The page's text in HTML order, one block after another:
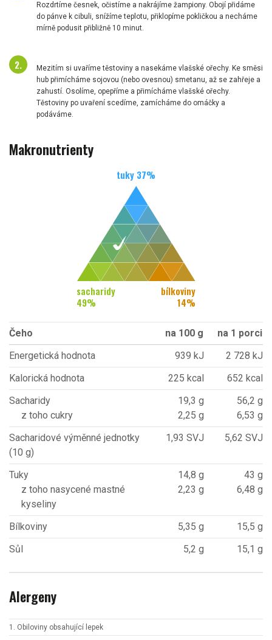
Rozdrtíme česnek, očistíme a nakrájíme žampiony. Obojí přidáme
do pánve k cibuli, snížíme teplotu, přiklopíme pokličkou a necháme
mírně podusit přibližně 10 minut.
Mezitím si uvaříme těstoviny a nasekáme vlašské ořechy. Ke směsi
hub přimícháme sojovou (nebo ovesnou) smetanu, až se zahřeje a
zahustí. Osolíme, opepříme a přimícháme vlašské ořechy.
Těstoviny po uvaření scedíme, zamícháme do omáčky a
podáváme.
Makronutrienty
tuky 37%
sacharidy
49%
bílkoviny
14%
Čeho na 100 g
na 1 porci
Energetická hodnota
939 kJ
2 728 kJ
Kalorická hodnota
225 kcal
652 kcal
Sacharidy
z toho cukry
19,3 g
2,25 g
56,2 g
6,53 g
Sacharidové výměnné jednotky
(10 g)
1,93 SVJ 5,62 SVJ
Tuky
z toho nasycené mastné
kyseliny
14,8 g
2,23 g
43 g
6,48 g
Bílkoviny 5,35 g
15,5 g
Sůl
5,2 g 15,1 g
Alergeny
1. Obiloviny obsahující lepek